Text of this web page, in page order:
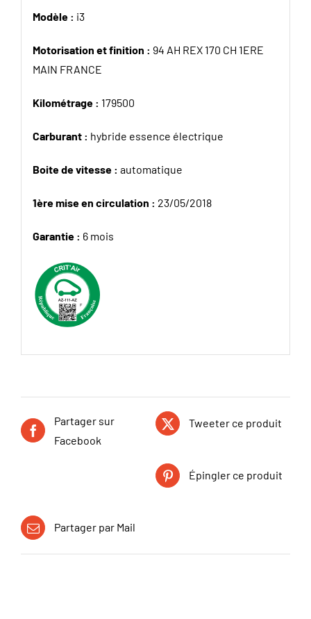
Modèle : i3
Motorisation et finition : 94 AH REX 170 CH 1ERE
MAIN FRANCE
Kilométrage : 179500
Carburant : hybride essence électrique
Boite de vitesse : automatique
1ère mise en circulation : 23/05/2018
Garantie : 6 mois
Partager sur
Facebook
Tweeter ce produit
Épingler ce produit
Partager par Mail